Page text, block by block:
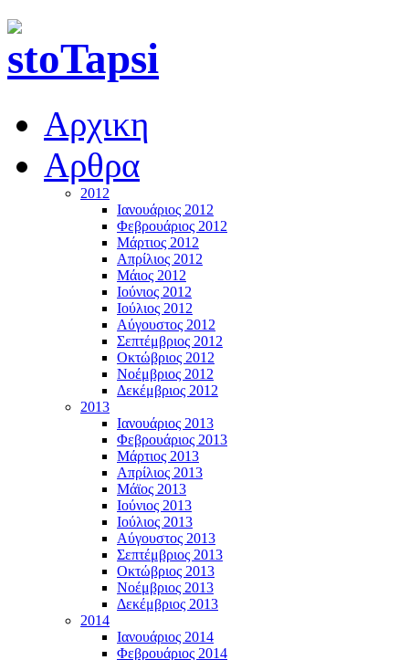
Αρχικη
Αρθρα
2012
Ιανουάριος 2012
Φεβρουάριος 2012
Μάρτιος 2012
Απρίλιος 2012
Μάιος 2012
Ιούνιος 2012
Ιούλιος 2012
Αύγουστος 2012
Σεπτέμβριος 2012
Οκτώβριος 2012
Νοέμβριος 2012
Δεκέμβριος 2012
2013
Ιανουάριος 2013
Φεβρουάριος 2013
Μάρτιος 2013
Απρίλιος 2013
Μάϊος 2013
Ιούνιος 2013
Ιούλιος 2013
Αύγουστος 2013
Σεπτέμβριος 2013
Οκτώβριος 2013
Νοέμβριος 2013
Δεκέμβριος 2013
2014
Ιανουάριος 2014
Φεβρουάριος 2014